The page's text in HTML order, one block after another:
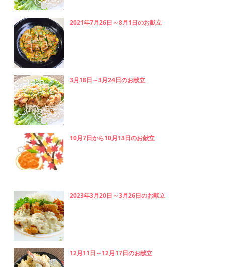
2021年7月26日～8月1日のお献立
3月18日～3月24日のお献立
10月7日から10月13日のお献立
2023年3月20日～3月26日のお献立
12月11日～12月17日のお献立